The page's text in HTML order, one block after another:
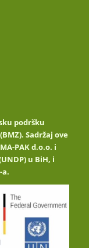
podršku
Sadržaj ove
PAK d.o.o. i
u BiH, i
a.